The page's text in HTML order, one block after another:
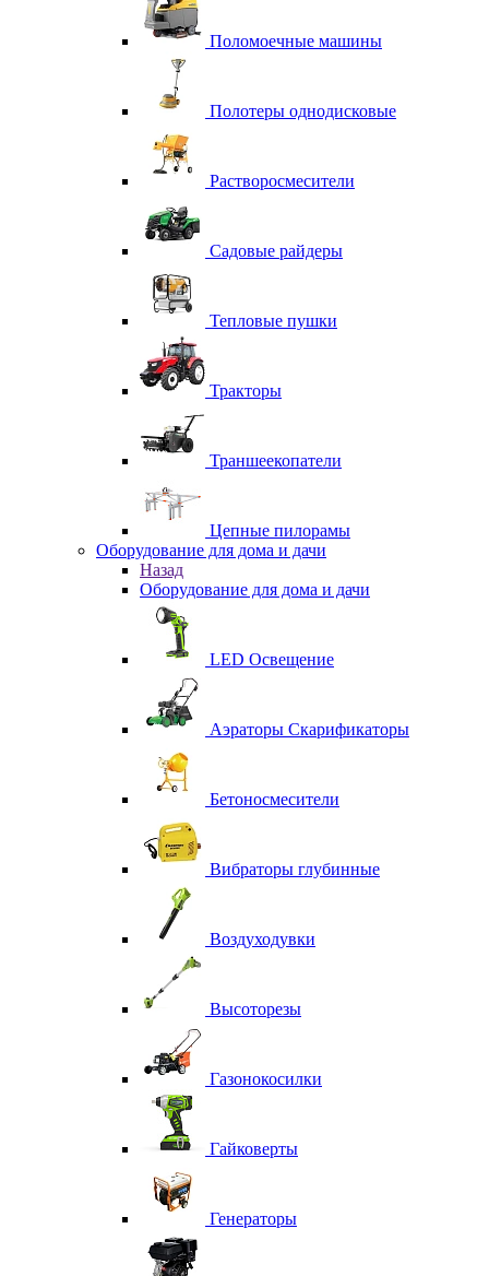
Поломоечные машины
Полотеры однодисковые
Растворосмесители
Садовые райдеры
Тепловые пушки
Тракторы
Траншеекопатели
Цепные пилорамы
Оборудование для дома и дачи
Назад
Оборудование для дома и дачи
LED Освещение
Аэраторы Скарификаторы
Бетоносмесители
Вибраторы глубинные
Воздуходувки
Высоторезы
Газонокосилки
Гайковерты
Генераторы